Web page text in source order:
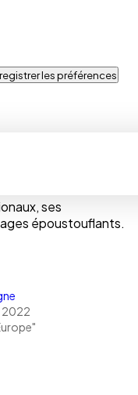
les préférences
modernes et
ou San
ses
époustouflants.
2022